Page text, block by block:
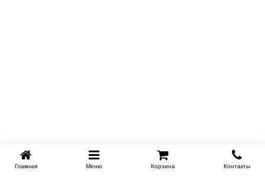
Главная Меню Корзина Контакты